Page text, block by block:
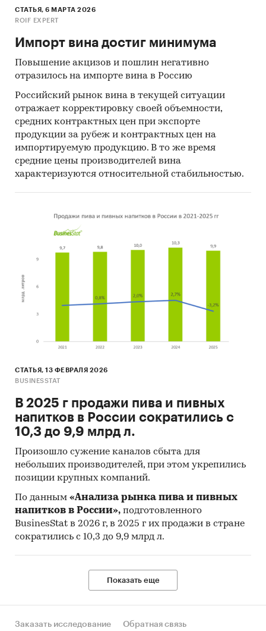
СТАТЬЯ, 6 МАРТА 2026
ROIF EXPERT
Импорт вина достиг минимума
Повышение акцизов и пошлин негативно
отразилось на импорте вина в Россию
Российский рынок вина в текущей ситуации
отражает корректировку своей объемности,
средних контрактных цен при экспорте
продукции за рубеж и контрактных цен на
импортируемую продукцию. В то же время
средние цены производителей вина
характеризуются относительной стабильностью.
СТАТЬЯ, 13 ФЕВРАЛЯ 2026
BUSINESSTAT
В 2025 г продажи пива и пивных
напитков в России сократились с
10,3 до 9,9 млрд л.
Произошло сужение каналов сбыта для
небольших производителей, при этом укрепились
позиции крупных компаний.
По данным «Анализа рынка пива и пивных
напитков в России», подготовленного
BusinesStat в 2026 г, в 2025 г их продажи в стране
сократились с 10,3 до 9,9 млрд л.
Показать еще
Заказать исследование Обратная связь